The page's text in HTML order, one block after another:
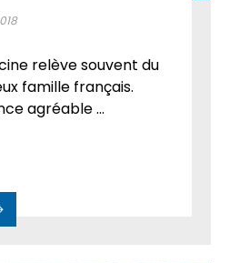
relève souvent du
famille français.
agréable ...